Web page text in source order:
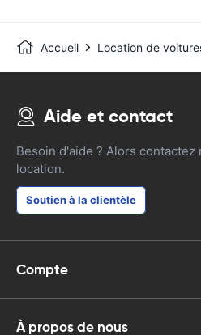
Accueil Location de
Aide et contact
Besoin d'aide ? Alors
location.
Soutien à la clientèle
Compte
À propos de nous